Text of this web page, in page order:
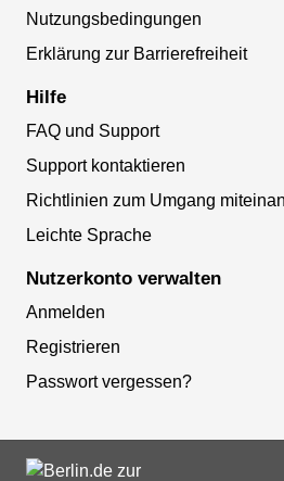
Nutzungsbedingungen
Erklärung zur Barrierefreiheit
Hilfe
FAQ und Support
Support kontaktieren
Richtlinien zum Umgang
Leichte Sprache
Nutzerkonto verwalten
Anmelden
Registrieren
Passwort vergessen?